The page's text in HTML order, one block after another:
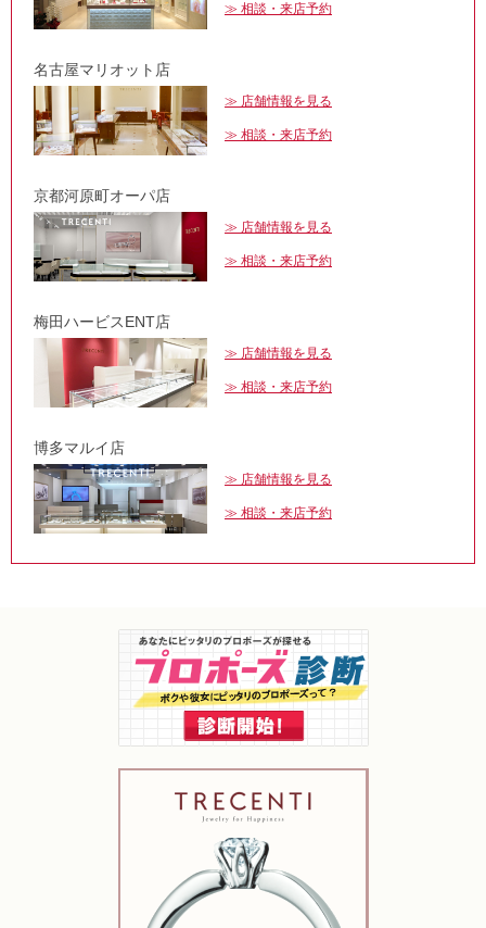
相談・来店予約
名古屋マリオット店
店舗情報を見る
相談・来店予約
京都河原町オーパ店
店舗情報を見る
相談・来店予約
梅田ハービスENT店
店舗情報を見る
相談・来店予約
博多マルイ店
店舗情報を見る
相談・来店予約